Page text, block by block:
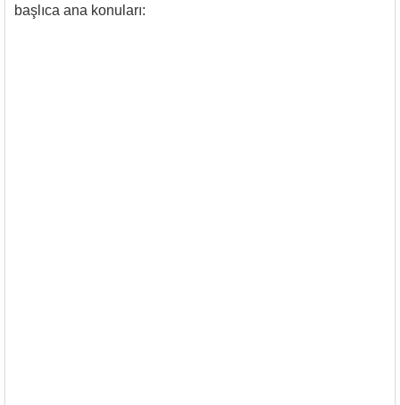
başlıca ana konuları: